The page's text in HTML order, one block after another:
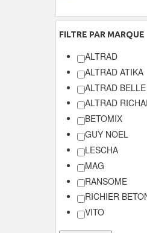
FILTRE PAR MARQUE
ALTRAD
ALTRAD ATIKA
ALTRAD BELLE
ALTRAD
BETOMIX
GUY NOEL
LESCHA
MAG
RANSOME
RICHIER
VITO